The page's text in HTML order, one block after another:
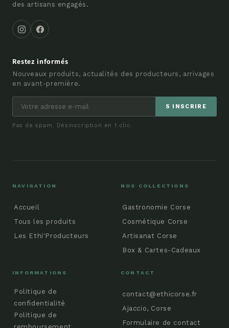
des artisans engagés.
Restez informés
Nouveaux produits, actualités des producteurs, arrivages
en avant-première.
S INSCRIRE
Pas de spam. Désinscription en 1 clic.
NAVIGATION
Accueil
Tous les produits
Les Ethi'Producteurs
NOS COLLECTIONS
Gastronomie Corse
Cosmétique Corse
Artisanat Corse
Box & Cartes-Cadeaux
INFORMATIONS
Politique de
confidentialité
Politique de
CONTACT
contact@ethicorse.fr
Ajaccio, Corse
Formulaire de contact